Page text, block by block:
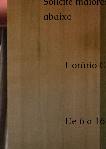
abaixo
Horário
De 6 a